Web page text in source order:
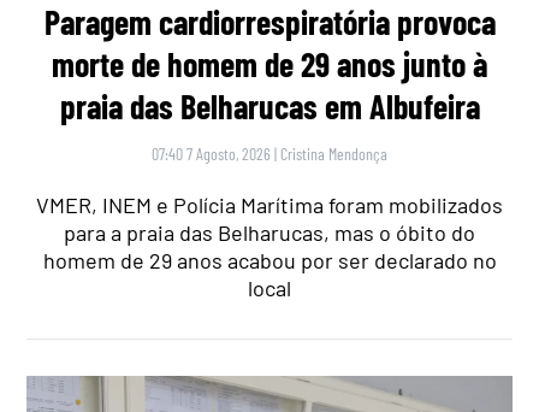
Paragem cardiorrespiratória provoca
morte de homem de 29 anos junto à
praia das Belharucas em Albufeira
07:40 7 Agosto, 2026 | Cristina Mendonça
VMER, INEM e Polícia Marítima foram mobilizados
para a praia das Belharucas, mas o óbito do
homem de 29 anos acabou por ser declarado no
local